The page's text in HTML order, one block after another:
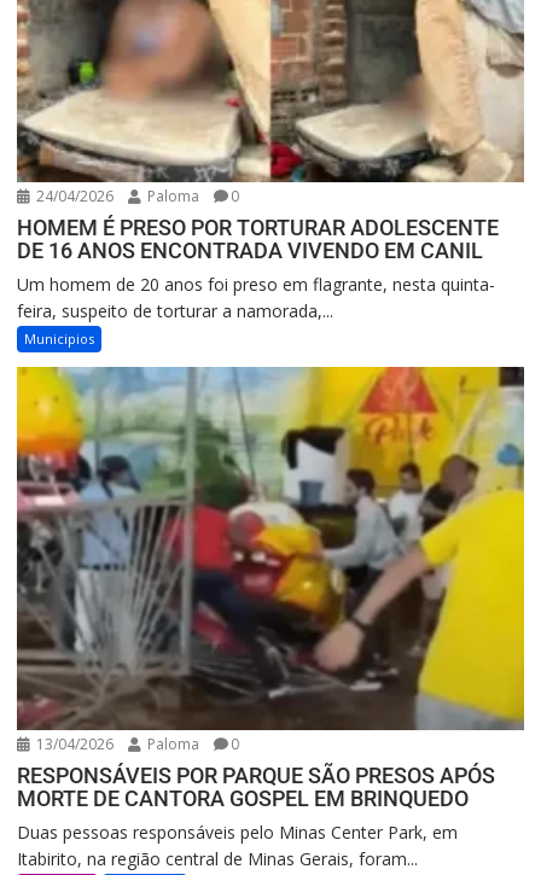
24/04/2026 Paloma 0
HOMEM É PRESO POR TORTURAR ADOLESCENTE
DE 16 ANOS ENCONTRADA VIVENDO EM CANIL
Um homem de 20 anos foi preso em flagrante, nesta quinta-
feira, suspeito de torturar a namorada,...
Municipios
13/04/2026 Paloma 0
RESPONSÁVEIS POR PARQUE SÃO PRESOS APÓS
MORTE DE CANTORA GOSPEL EM BRINQUEDO
Duas pessoas responsáveis pelo Minas Center Park, em
Itabirito, na região central de Minas Gerais, foram...